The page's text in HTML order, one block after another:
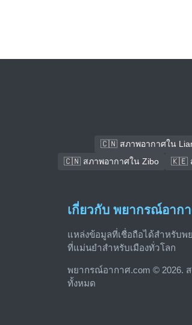
🇨🇳 สภาพอากาศใน
🇨🇳 สภาพอากาศใน Zibo
🇰🇪 ส
เกี่ยวกับ พยากรณ์อาก
แหล่งข้อมูลที่เชื่อถือได้สำหรับ
ที่แม่นยำสำหรับเมืองทั่วโลก
พยากรณ์อากาศ.com © 2026.
ทั้งหมด